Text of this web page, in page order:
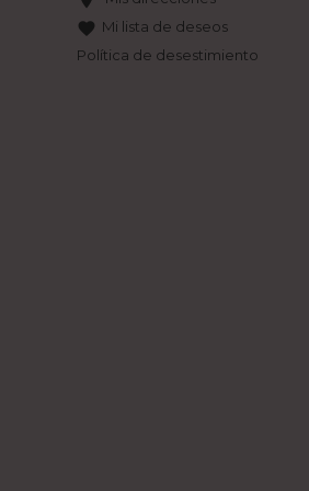
favorite Mi lista de deseos
Política de desestimiento